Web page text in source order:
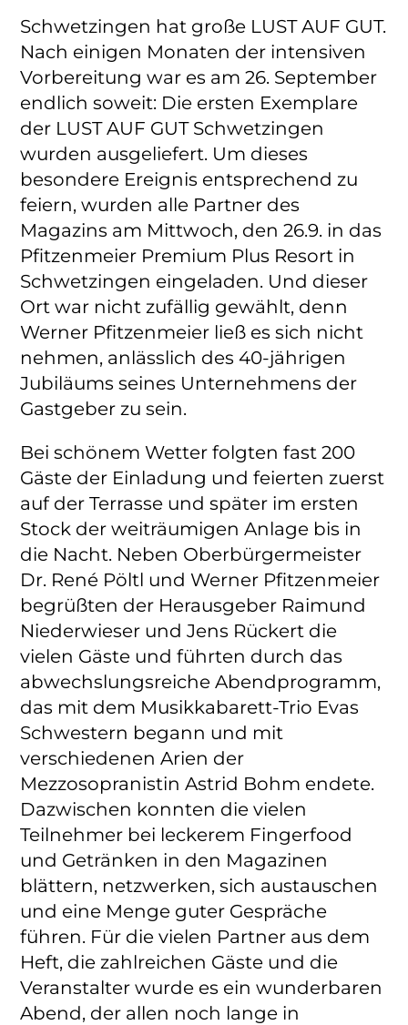
Schwetzingen hat große LUST AUF GUT.
Nach einigen Monaten der intensiven
Vorbereitung war es am 26. September
endlich soweit: Die ersten Exemplare
der LUST AUF GUT Schwetzingen
wurden ausgeliefert. Um dieses
besondere Ereignis entsprechend zu
feiern, wurden alle Partner des
Magazins am Mittwoch, den 26.9. in das
Pfitzenmeier Premium Plus Resort in
Schwetzingen eingeladen. Und dieser
Ort war nicht zufällig gewählt, denn
Werner Pfitzenmeier ließ es sich nicht
nehmen, anlässlich des 40-jährigen
Jubiläums seines Unternehmens der
Gastgeber zu sein.
Bei schönem Wetter folgten fast 200
Gäste der Einladung und feierten zuerst
auf der Terrasse und später im ersten
Stock der weiträumigen Anlage bis in
die Nacht. Neben Oberbürgermeister
Dr. René Pöltl und Werner Pfitzenmeier
begrüßten der Herausgeber Raimund
Niederwieser und Jens Rückert die
vielen Gäste und führten durch das
abwechslungsreiche Abendprogramm,
das mit dem Musikkabarett-Trio Evas
Schwestern begann und mit
verschiedenen Arien der
Mezzosopranistin Astrid Bohm endete.
Dazwischen konnten die vielen
Teilnehmer bei leckerem Fingerfood
und Getränken in den Magazinen
blättern, netzwerken, sich austauschen
und eine Menge guter Gespräche
führen. Für die vielen Partner aus dem
Heft, die zahlreichen Gäste und die
Veranstalter wurde es ein wunderbaren
Abend, der allen noch lange in